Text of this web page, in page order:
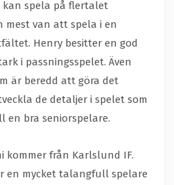
kan spela på flertalet
mest van att spela i en
Henry besitter en god
i passningsspelet. Även
är beredd att göra det
de detaljer i spelet som
en bra seniorspelare.
från Karlslund IF.
en mycket talangfull spelare